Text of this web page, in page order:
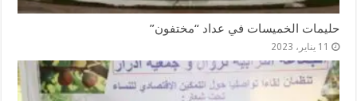
حليمات الخميسات في عداد “مختفون”
11 يناير، 2023